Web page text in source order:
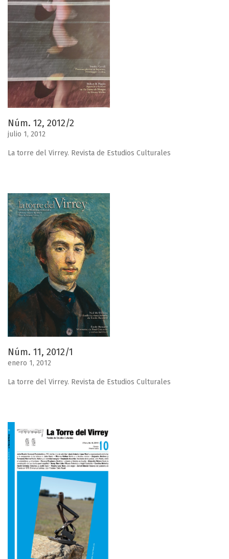
Núm. 12, 2012/2
julio 1, 2012
La torre del Virrey. Revista de Estudios Culturales
Núm. 11, 2012/1
enero 1, 2012
La torre del Virrey. Revista de Estudios Culturales